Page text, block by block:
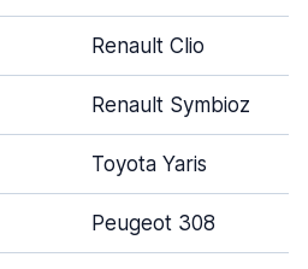
Renault Clio
Renault Symbioz
Toyota Yaris
Peugeot 308